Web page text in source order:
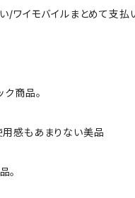
/ワイモバイルまとめて支払
ク商品。
用感もあまりない美品
。